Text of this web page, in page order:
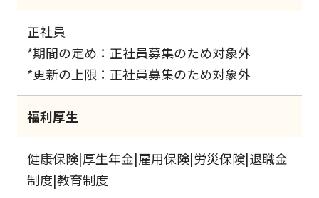
正社員
*期間の定め：正社員募集のため対象外
*更新の上限：正社員募集のため対象外
福利厚生
健康保険|厚生年金|雇用保険|労災保険|退職金
制度|教育制度